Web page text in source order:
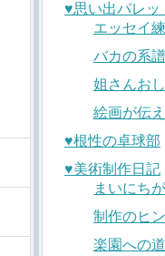
♥︎思い出パレッ
エッセイ
バカの系譜
姐さんお
絵画が伝
♥︎根性の卓球部
♥︎美術制作日記
まいにち
制作のヒ
楽園への道